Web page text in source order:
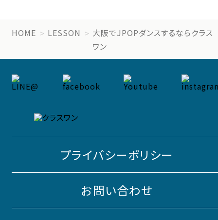
HOME LESSON
大阪でJPOPダンスするならクラス
ワン
プライバシーポリシー
お問い合わせ